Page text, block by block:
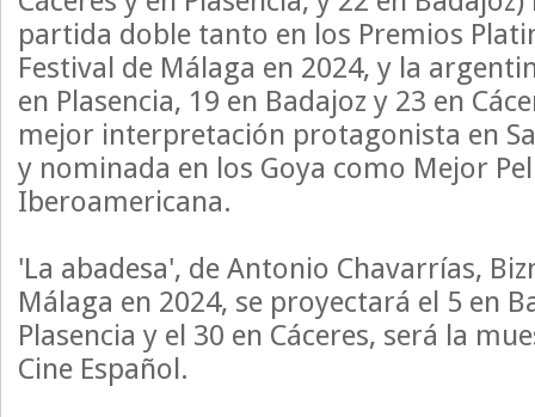
partida doble tanto en los Premios
Festival de Málaga en 2024, y la
en Plasencia, 19 en Badajoz y 23 en
mejor interpretación protagonista en
y nominada en los Goya como Mejor
Iberoamericana.
'La abadesa', de Antonio Chavarrías,
Málaga en 2024, se proyectará el 5 en
Plasencia y el 30 en Cáceres, será la
Cine Español.